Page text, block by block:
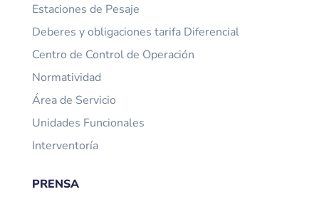
Estaciones de Pesaje
Deberes y obligaciones tarifa Diferencial
Centro de Control de Operación
Normatividad
Área de Servicio
Unidades Funcionales
Interventoría
PRENSA